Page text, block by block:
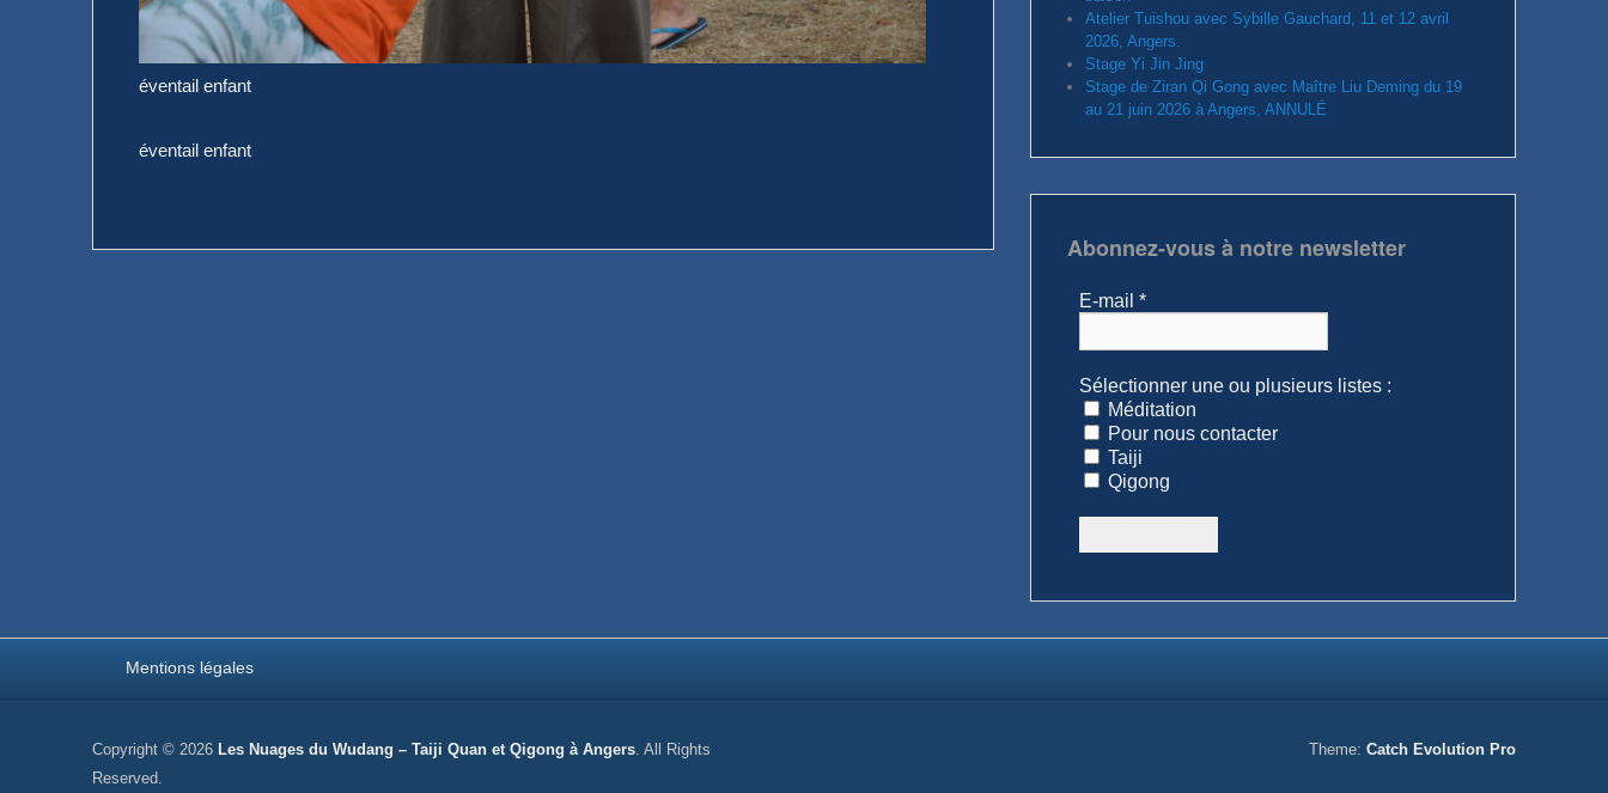
éventail enfant
éventail enfant
Atelier Tuishou avec Sybille Gauchard, 11 et 12 avril
2026, Angers.
Stage Yi Jin Jing
Stage de Ziran Qi Gong avec Maître Liu Deming du 19
au 21 juin 2026 à Angers, ANNULÉ
Abonnez-vous à notre newsletter
E-mail *
Sélectionner une ou plusieurs listes :
Méditation
Pour nous contacter
Taiji
Qigong
Mentions légales
Copyright © 2026 Les Nuages du Wudang – Taiji Quan et Qigong à Angers . All Rights
Reserved.
Theme: Catch Evolution Pro